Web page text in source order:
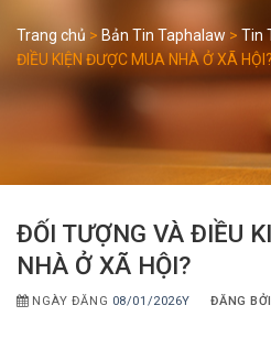
Trang chủ > Bản Tin Taphalaw > Tin
ĐIỀU KIỆN ĐƯỢC MUA NHÀ Ở XÃ HỘI?
ĐỐI TƯỢNG VÀ ĐIỀU
NHÀ Ở XÃ HỘI?
NGÀY ĐĂNG 08/01/2026Y ĐĂNG